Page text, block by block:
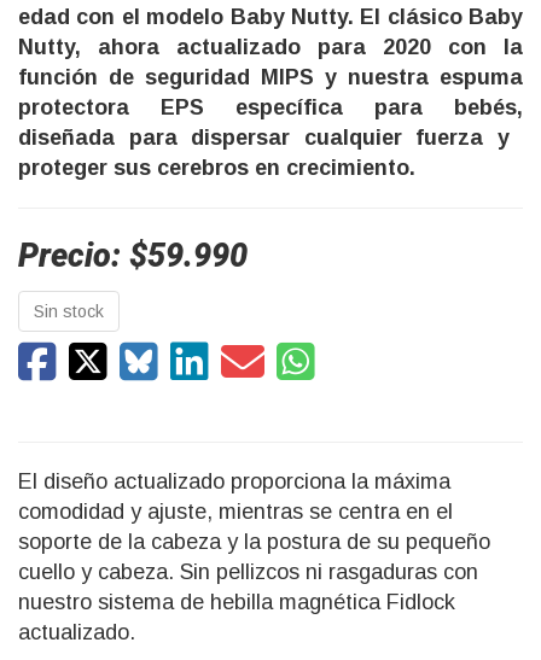
edad con el modelo Baby Nutty. El clásico Baby
Nutty, ahora actualizado para 2020 con la
función de seguridad MIPS y nuestra espuma
protectora EPS específica para bebés,
diseñada para dispersar cualquier fuerza y ​​
proteger sus cerebros en crecimiento.
Precio: $59.990
Sin stock
El diseño actualizado proporciona la máxima
comodidad y ajuste, mientras se centra en el
soporte de la cabeza y la postura de su pequeño
cuello y cabeza. Sin pellizcos ni rasgaduras con
nuestro sistema de hebilla magnética Fidlock
actualizado.